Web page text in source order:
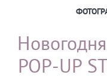
POP-UP